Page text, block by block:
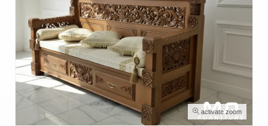
activate zoom